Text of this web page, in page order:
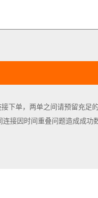
下单，两单之间请预留充
连接因时间重叠问题造成成